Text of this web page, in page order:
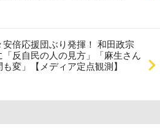
倍応援団ぶり発揮！ 和田政宗
反自民の人の見方」「麻生さん
変」【メディア定点観測】